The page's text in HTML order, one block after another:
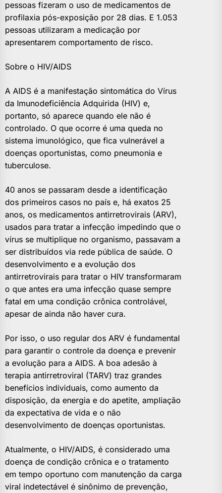
pessoas fizeram o uso de medicamentos de
profilaxia pós-exposição por 28 dias. E 1.053
pessoas utilizaram a medicação por
apresentarem comportamento de risco.
Sobre o HIV/AIDS
A AIDS é a manifestação sintomática do Vírus
da Imunodeficiência Adquirida (HIV) e,
portanto, só aparece quando ele não é
controlado. O que ocorre é uma queda no
sistema imunológico, que fica vulnerável a
doenças oportunistas, como pneumonia e
tuberculose.
40 anos se passaram desde a identificação
dos primeiros casos no país e, há exatos 25
anos, os medicamentos antirretrovirais (ARV),
usados para tratar a infecção impedindo que o
vírus se multiplique no organismo, passavam a
ser distribuídos via rede pública de saúde. O
desenvolvimento e a evolução dos
antirretrovirais para tratar o HIV transformaram
o que antes era uma infecção quase sempre
fatal em uma condição crônica controlável,
apesar de ainda não haver cura.
Por isso, o uso regular dos ARV é fundamental
para garantir o controle da doença e prevenir
a evolução para a AIDS. A boa adesão à
terapia antirretroviral (TARV) traz grandes
benefícios individuais, como aumento da
disposição, da energia e do apetite, ampliação
da expectativa de vida e o não
desenvolvimento de doenças oportunistas.
Atualmente, o HIV/AIDS, é considerado uma
doença de condição crônica e o tratamento
em tempo oportuno com manutenção da carga
viral indetectável é sinônimo de prevenção,